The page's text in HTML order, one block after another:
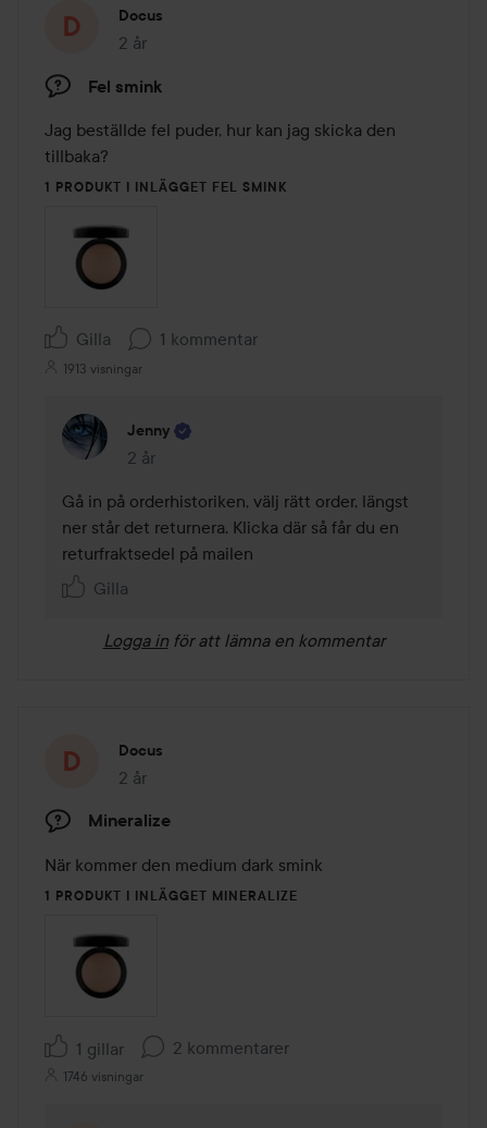
Docus
2 år
Inlägget skapades 2 år
Fel smink
Jag beställde fel puder, hur kan jag skicka den
tillbaka?
1 PRODUKT I INLÄGGET FEL SMINK
Gilla 1 kommentar
1913 visningar
Jenny
2 år
Kommentaren lades 2 år
Gå in på orderhistoriken, välj rätt order, längst
ner står det returnera. Klicka där så får du en
returfraktsedel på mailen
Gilla
Logga in för att lämna en kommentar
Docus
2 år
Inlägget skapades 2 år
Mineralize
När kommer den medium dark smink
1 PRODUKT I INLÄGGET MINERALIZE
1 gillar 2 kommentarer
1746 visningar